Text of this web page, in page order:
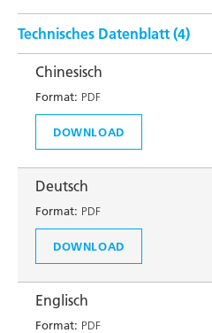
Technisches Datenblatt (4)
Chinesisch
Format: PDF
DOWNLOAD
Deutsch
Format: PDF
DOWNLOAD
Englisch
Format: PDF